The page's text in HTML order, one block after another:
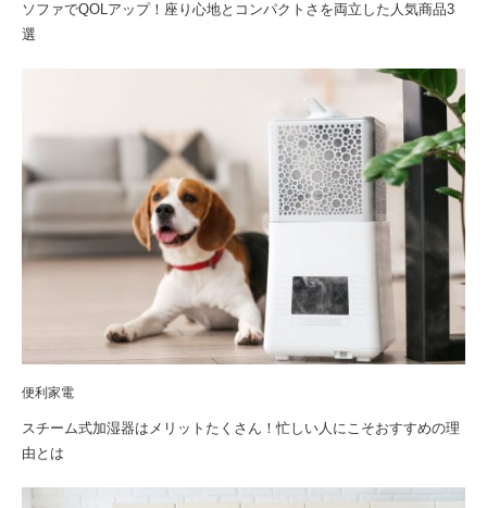
ソファでQOLアップ！座り心地とコンパクトさを両立した人気商品3
選
便利家電
スチーム式加湿器はメリットたくさん！忙しい人にこそおすすめの理
由とは